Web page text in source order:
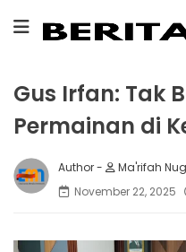
Gus Irfan: Tak
Permainan di
Ma'rifah
November 22, 2025